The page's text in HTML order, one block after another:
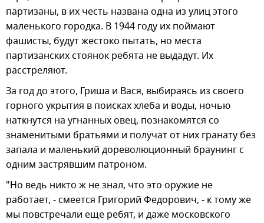
партизаны, в их честь названа одна из улиц этого
маленького городка. В 1944 году их поймают
фашисты, будут жестоко пытать, но места
партизанских стоянок ребята не выдадут. Их
расстреляют.
За год до этого, Гриша и Вася, выбираясь из своего
горного укрытия в поисках хлеба и воды, ночью
наткнутся на угнанных овец, познакомятся со
знаменитыми братьями и получат от них гранату без
запала и маленький дореволюционный браунинг с
одним застрявшим патроном.
"Но ведь никто ж не знал, что это оружие не
работает, - смеется Григорий Федорович, - к тому же
мы повстречали еще ребят, и даже московского